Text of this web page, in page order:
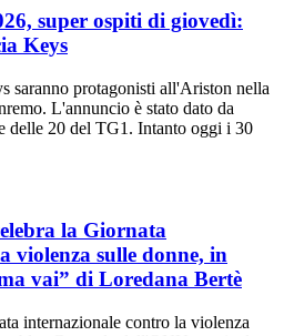
super ospiti di giovedì:
Keys
saranno protagonisti all'Ariston nella
L'annuncio è stato dato da
delle 20 del TG1. Intanto oggi i 30
la Giornata
violenza sulle donne, in
vai” di Loredana Bertè
internazionale contro la violenza